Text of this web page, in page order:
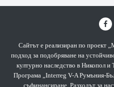
Сайтът е реализиран по проект
подход за подобряване на
културно наследство в Никопол
Програма „Interreg V-A Румъния-
съфинансиране. Разходът за